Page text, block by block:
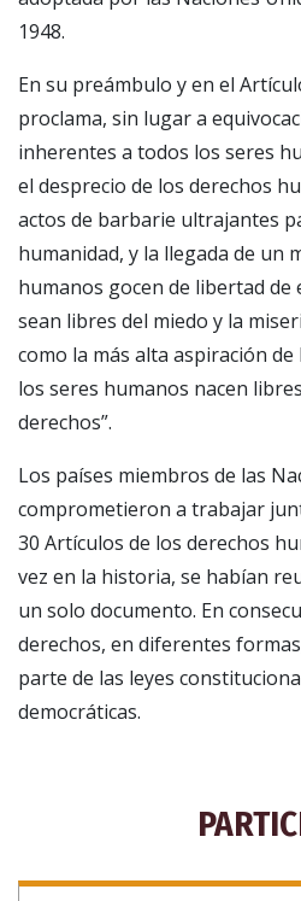
1948.
En su preámbulo y en el
proclama, sin lugar a
inherentes a todos los seres
el desprecio de los derechos
actos de barbarie ultrajantes
humanidad, y la llegada de un
humanos gocen de libertad de
sean libres del miedo y la
como la más alta aspiración
los seres humanos nacen
derechos”.
Los países miembros de las
comprometieron a trabajar
30 Artículos de los derechos
vez en la historia, se habían
un solo documento. En
derechos, en diferentes
parte de las leyes
democráticas.